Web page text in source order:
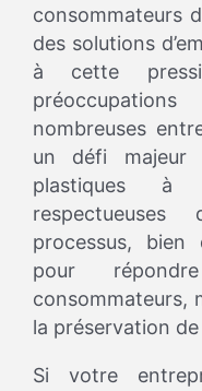
consommateurs
des solutions
à cette
nombreuses
un défi majeur
plastiques à
respectueuses
processus, bien
pour
consommateurs,
la préservation
Si votre